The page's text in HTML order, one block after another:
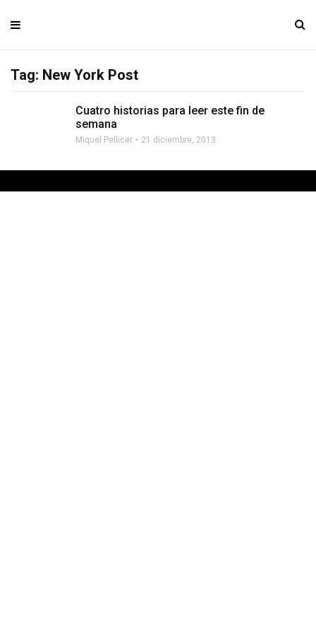
Tag: New York Post
Cuatro historias para leer este fin de
semana
Miquel Pellicer 21 diciembre, 2013